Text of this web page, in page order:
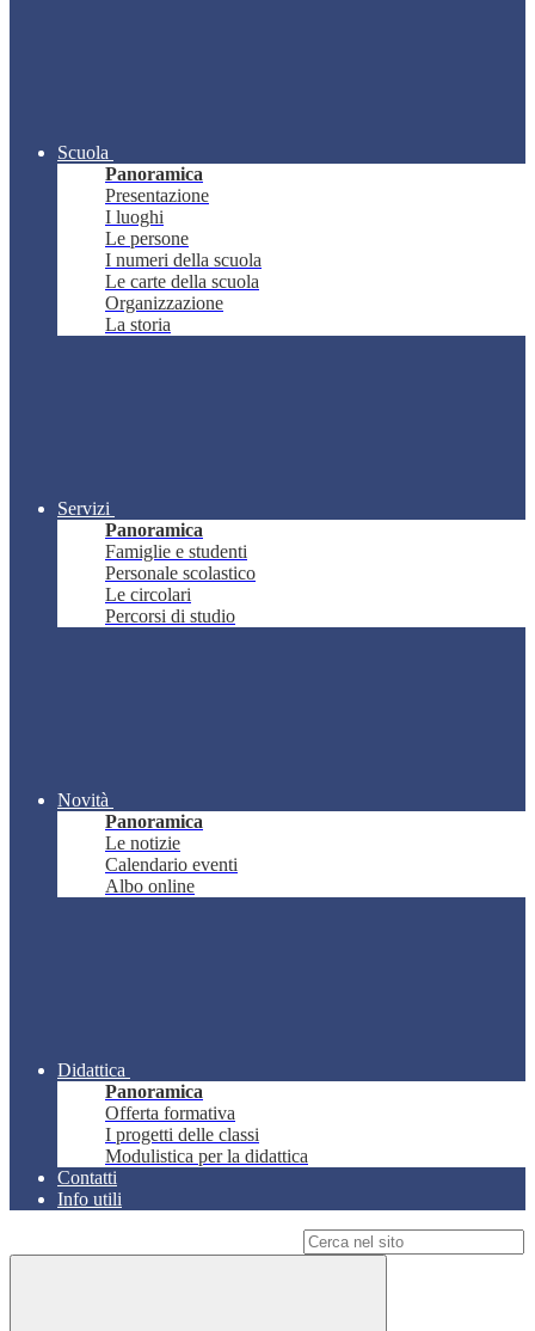
Scuola
Panoramica
Presentazione
I luoghi
Le persone
I numeri della scuola
Le carte della scuola
Organizzazione
La storia
Servizi
Panoramica
Famiglie e studenti
Personale scolastico
Le circolari
Percorsi di studio
Novità
Panoramica
Le notizie
Calendario eventi
Albo online
Didattica
Panoramica
Offerta formativa
I progetti delle classi
Modulistica per la didattica
Contatti
Info utili